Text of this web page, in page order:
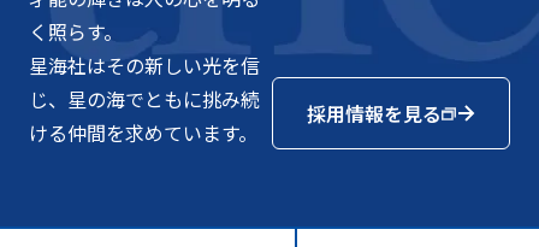
く照らす。
星海社はその新しい光を信
じ、星の海でともに挑み続
ける仲間を求めています。
採用情報を見る